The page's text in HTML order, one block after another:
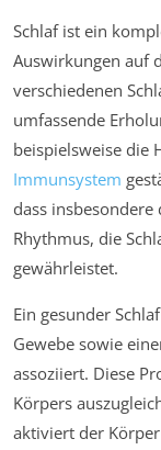
Schlaf ist ein
Auswirkungen auf
verschiedenen
umfassende
beispielsweise die
Immunsystem
dass
Rhythmus, die
gewährleistet.
Ein gesunder
Gewebe sowie
assoziiert. Diese
Körpers
aktiviert der